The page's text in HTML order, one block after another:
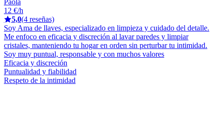
12 €/h
5,0(4 reseñas)
Soy Ama de llaves, especializado en limpieza y cuidado del detalle.
Me enfoco en eficacia y discreción al lavar paredes y limpiar
cristales, manteniendo tu hogar en orden sin perturbar tu intimidad.
Soy muy puntual, responsable y con muchos valores
Eficacia y discreción
Puntualidad y fiabilidad
Respeto de la intimidad